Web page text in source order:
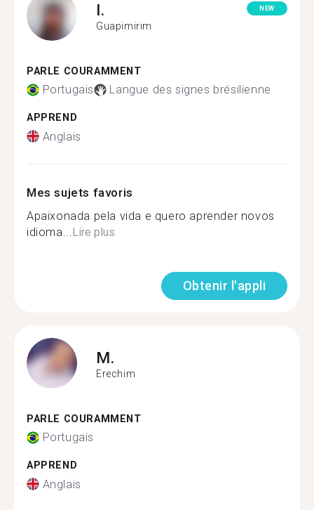
I.
Guapimirim
NEW
PARLE COURAMMENT
Portugais Langue des signes brésilienne
APPREND
Anglais
Mes sujets favoris
Apaixonada pela vida e quero aprender novos
idioma... Lire plus
Obtenir l'appli
M.
Erechim
PARLE COURAMMENT
Portugais
APPREND
Anglais